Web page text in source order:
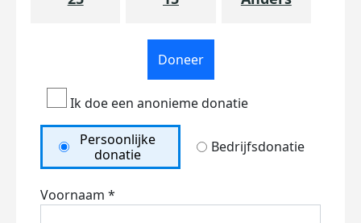
Doneer
Ik doe een anonieme donatie
Persoonlijke
donatie
Bedrijfsdonatie
Voornaam *